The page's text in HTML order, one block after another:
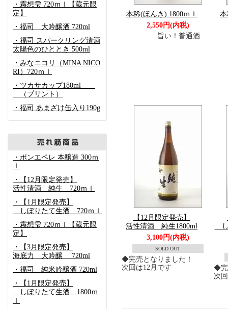
・霧想雫 720ｍｌ【蔵元限
定】
・福司 大吟醸酒 720ml
・福司 スパークリング清酒
太陽色のひととき 500ml
・みなニコリ（MINA NICO
RI）720ｍｌ
・ツカサカップ180ml
（プリント）
・福司 あまざけ缶入り190g
・ポンエペレ 本醸造 300ｍ
ｌ
・【12月限定発売】
活性清酒 純生 720ｍｌ
・【1月限定発売】
しぼりたて生酒 720ｍｌ
・霧想雫 720ｍｌ【蔵元限
定】
・【3月限定発売】
海底力 大吟醸 720ml
・福司 純米吟醸酒 720ml
・【1月限定発売】
しぼりたて生酒 1800ｍ
ｌ
本稀(ほんき) 1800ｍｌ
2,550円(内税)
旨い！普通酒
【12月限定発売】
活性清酒 純生1800ml
3,100円(内税)
SOLD OUT
◆完売となりました！
次回は12月です
し
◆完
次